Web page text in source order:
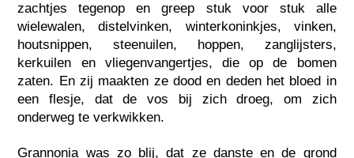
zachtjes tegenop en greep stuk voor stuk alle
wielewalen, distelvinken, winterkoninkjes, vinken,
houtsnippen, steenuilen, hoppen, zanglijsters,
kerkuilen en vliegenvangertjes, die op de bomen
zaten. En zij maakten ze dood en deden het bloed in
een flesje, dat de vos bij zich droeg, om zich
onderweg te verkwikken.
Grannonia was zo blij, dat ze danste en de grond